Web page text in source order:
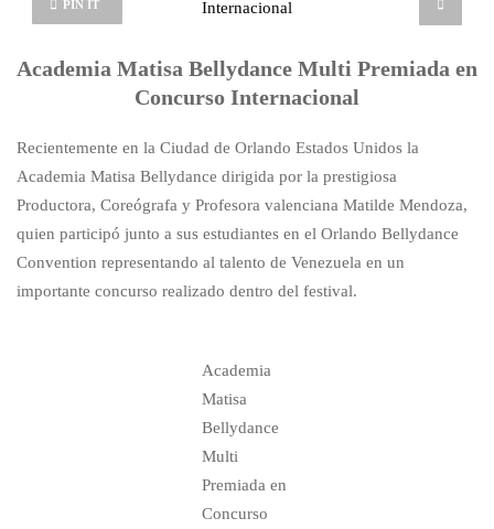
PIN IT
Academia Matisa Bellydance Multi Premiada en
Concurso Internacional
Recientemente en la Ciudad de Orlando Estados Unidos la
Academia Matisa Bellydance dirigida por la prestigiosa
Productora, Coreógrafa y Profesora valenciana Matilde Mendoza,
quien participó junto a sus estudiantes en el Orlando Bellydance
Convention representando al talento de Venezuela en un
importante concurso realizado dentro del festival.
Academia
Matisa
Bellydance
Multi
Premiada en
Concurso